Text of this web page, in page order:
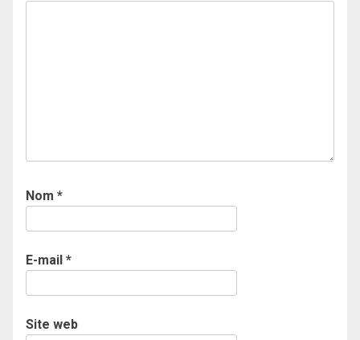
Nom *
E-mail *
Site web